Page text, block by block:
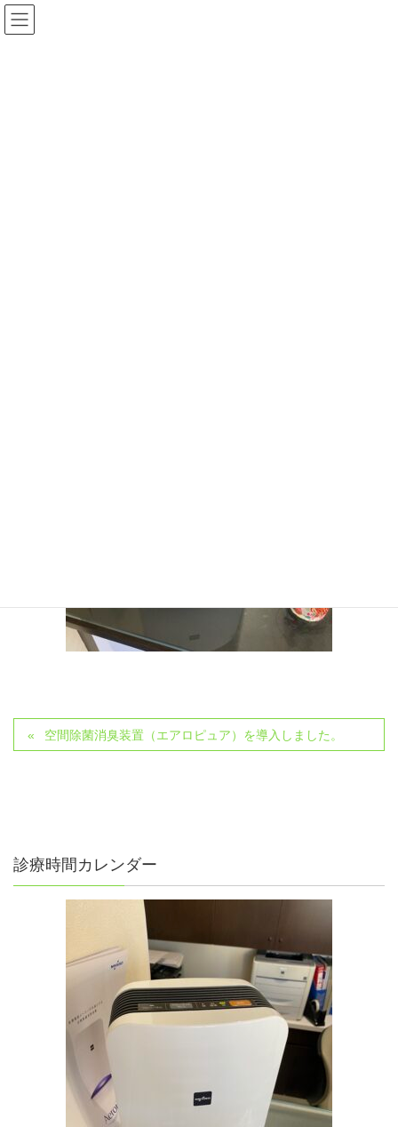
空間除菌消臭装置（エアロピュア）を導入しました。
診療時間カレンダー